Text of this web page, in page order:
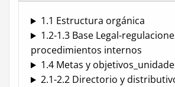
1.1 Estructura orgánica
1.2-1.3 Base Legal-
procedimientos internos
1.4 Metas y
2.1-2.2 Directorio y